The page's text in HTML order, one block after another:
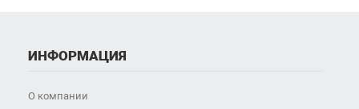
ИНФОРМАЦИЯ
О компании